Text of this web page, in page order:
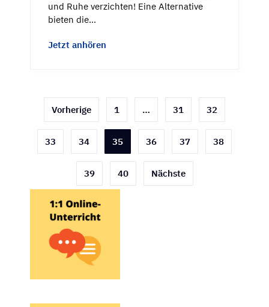
und Ruhe verzichten! Eine Alternative
bieten die…
Jetzt anhören
Seitennummerierung
der
Beiträge
Vorherige 1 … 31 32
33 34 35 36 37 38
39 40 Nächste